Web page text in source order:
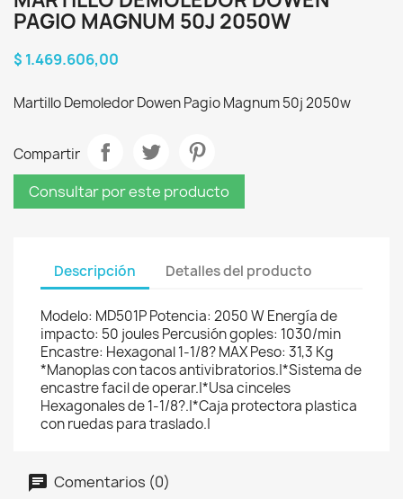
PAGIO MAGNUM 50J 2050W
$ 1.469.606,00
Martillo Demoledor Dowen Pagio Magnum 50j 2050w
Compartir
Consultar por este producto
Descripción Detalles del producto
Modelo: MD501P Potencia: 2050 W Energía de
impacto: 50 joules Percusión goples: 1030/min
Encastre: Hexagonal 1-1/8? MAX Peso: 31,3 Kg
*Manoplas con tacos antivibratorios.|*Sistema de
encastre facil de operar.|*Usa cinceles
Hexagonales de 1-1/8?.|*Caja protectora plastica
con ruedas para traslado.|
Comentarios (0)